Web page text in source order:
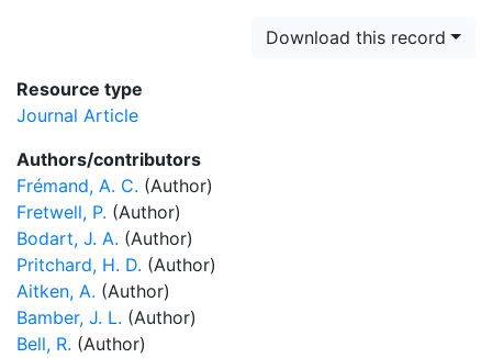
Download this record
Resource type
Journal Article
Authors/contributors
Frémand, A. C. (Author)
Fretwell, P. (Author)
Bodart, J. A. (Author)
Pritchard, H. D. (Author)
Aitken, A. (Author)
Bamber, J. L. (Author)
Bell, R. (Author)